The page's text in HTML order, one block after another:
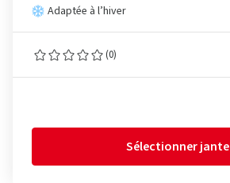
Adaptée à l’hiver
(0)
Sélectionner jante